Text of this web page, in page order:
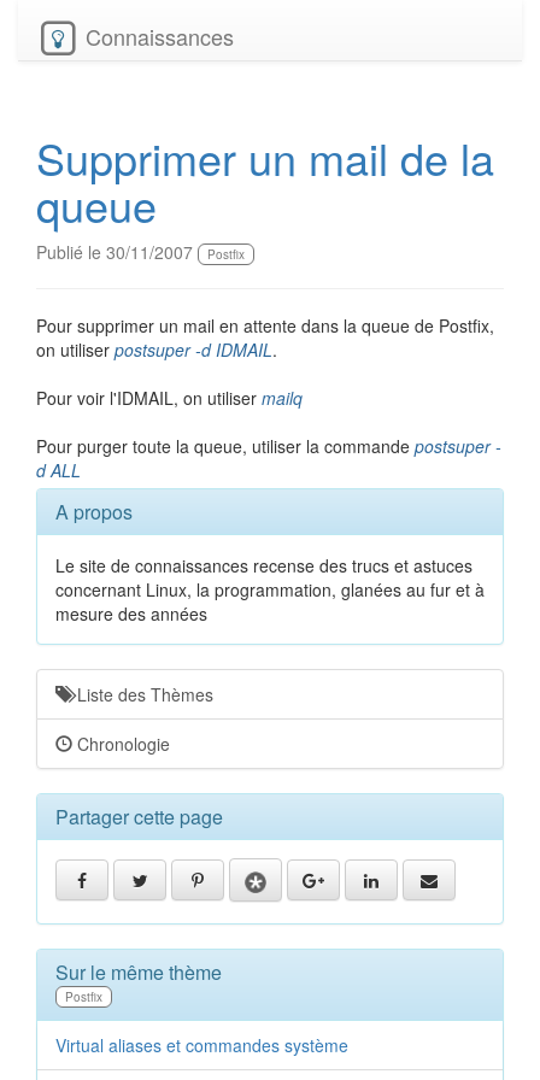
Connaissances
Supprimer un mail de la
queue
Publié le 30/11/2007 Postfix
Pour supprimer un mail en attente dans la queue de Postfix,
on utiliser postsuper -d IDMAIL.
Pour voir l'IDMAIL, on utiliser mailq
Pour purger toute la queue, utiliser la commande postsuper -
d ALL
A propos
Le site de connaissances recense des trucs et astuces
concernant Linux, la programmation, glanées au fur et à
mesure des années
Liste des Thèmes
Chronologie
Partager cette page
Sur le même thème
Postfix
Virtual aliases et commandes système